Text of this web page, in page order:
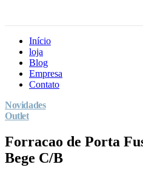
Início
loja
Blog
Empresa
Contato
Novidades
Outlet
Forracao de Porta
Bege C/B